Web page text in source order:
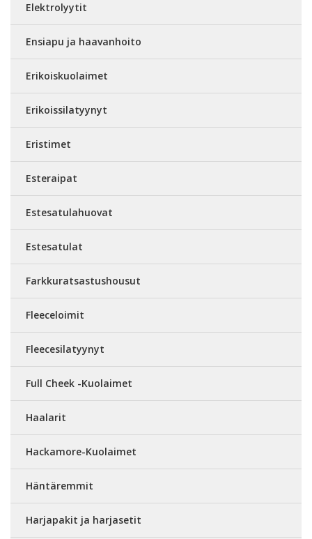
Elektrolyytit
Ensiapu ja haavanhoito
Erikoiskuolaimet
Erikoissilatyynyt
Eristimet
Esteraipat
Estesatulahuovat
Estesatulat
Farkkuratsastushousut
Fleeceloimit
Fleecesilatyynyt
Full Cheek -Kuolaimet
Haalarit
Hackamore-Kuolaimet
Häntäremmit
Harjapakit ja harjasetit